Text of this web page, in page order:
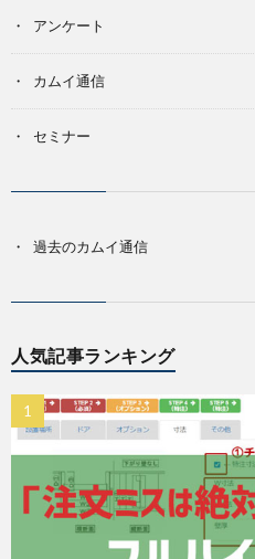
アンケート
カムイ通信
セミナー
過去のカムイ通信
人気記事ランキング